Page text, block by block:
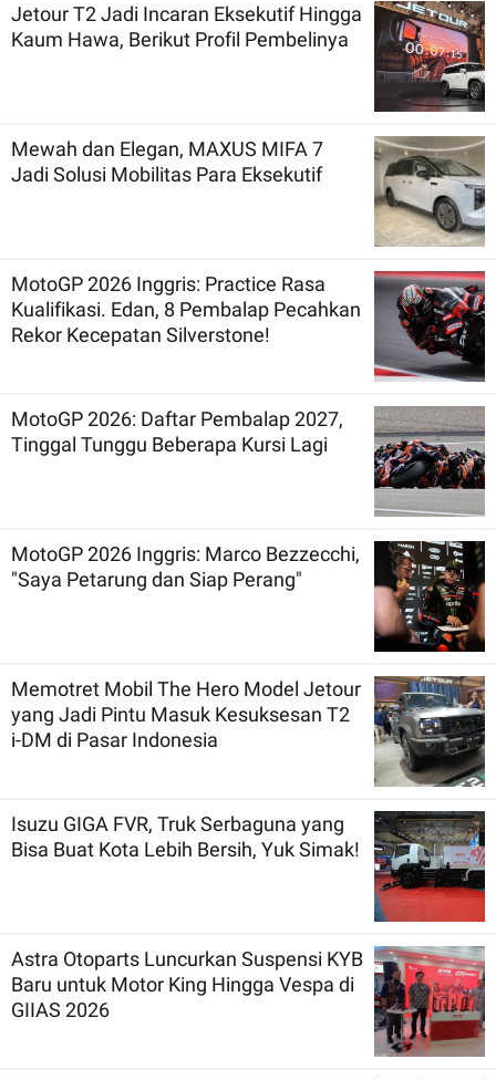
Jetour T2 Jadi Incaran Eksekutif Hingga
Kaum Hawa, Berikut Profil Pembelinya
Mewah dan Elegan, MAXUS MIFA 7
Jadi Solusi Mobilitas Para Eksekutif
MotoGP 2026 Inggris: Practice Rasa
Kualifikasi. Edan, 8 Pembalap Pecahkan
Rekor Kecepatan Silverstone!
MotoGP 2026: Daftar Pembalap 2027,
Tinggal Tunggu Beberapa Kursi Lagi
MotoGP 2026 Inggris: Marco Bezzecchi,
"Saya Petarung dan Siap Perang"
Memotret Mobil The Hero Model Jetour
yang Jadi Pintu Masuk Kesuksesan T2
i-DM di Pasar Indonesia
Isuzu GIGA FVR, Truk Serbaguna yang
Bisa Buat Kota Lebih Bersih, Yuk Simak!
Astra Otoparts Luncurkan Suspensi KYB
Baru untuk Motor King Hingga Vespa di
GIIAS 2026